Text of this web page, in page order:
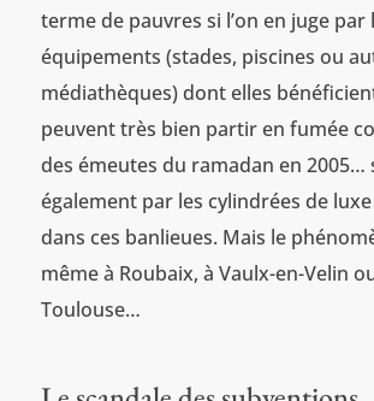
terme de pauvres si l’on en juge par
équipements (stades, piscines ou
médiathèques) dont elles
peuvent très bien partir en fumée
des émeutes du ramadan en 2005…
également par les cylindrées de
dans ces banlieues. Mais le
même à Roubaix, à Vaulx-en-Velin
Toulouse…